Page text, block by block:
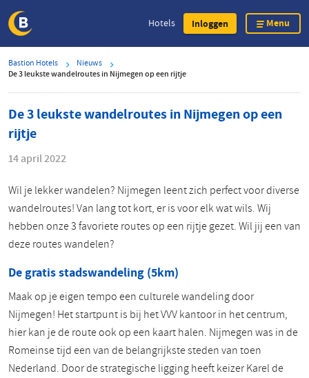
en
naar
de
inhoud
Hotels Inloggen Menu
Bastion Hotels
Nieuws
De 3 leukste wandelroutes in Nijmegen op een rijtje
De 3 leukste wandelroutes in Nijmegen op een
rijtje
14 april 2022
Wil je lekker wandelen? Nijmegen leent zich perfect voor diverse
wandelroutes! Van lang tot kort, er is voor elk wat wils. Wij
hebben onze 3 favoriete routes op een rijtje gezet. Wil jij een van
deze routes wandelen?
De gratis stadswandeling (5km)
Maak op je eigen tempo een culturele wandeling door
Nijmegen! Het startpunt is bij het VVV kantoor in het centrum,
hier kan je de route ook op een kaart halen. Nijmegen was in de
Romeinse tijd een van de belangrijkste steden van toen
Nederland. Door de strategische ligging heeft keizer Karel de